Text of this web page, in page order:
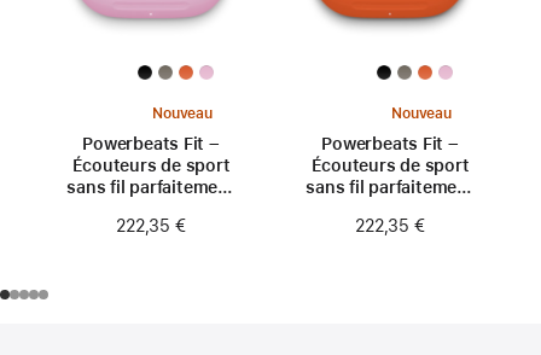
Nouveau
Powerbeats Fit –
Écouteurs de sport
sans fil parfaitement
222,35 €
Nouveau
Powerbeats Fit –
Écouteurs de sport
sans fil parfaitement
turbo
222,35 €